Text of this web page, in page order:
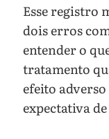
Esse registro
dois erros
entender o
tratamento
efeito
expectativa